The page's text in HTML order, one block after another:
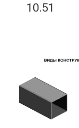
10.51